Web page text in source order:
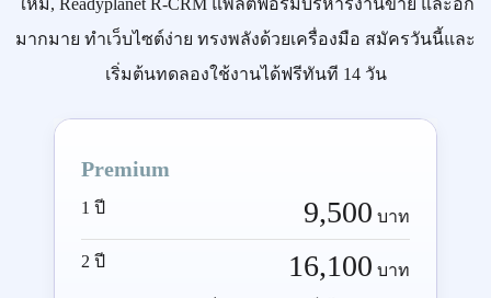
ใหม่, Readyplanet R-CRMแพลตฟอร์มบริหารงานขาย และอีก
มากมาย ทำเว็บไซต์ง่าย ทรงพลังด้วยเครื่องมือ สมัครวันนี้และ
เริ่มต้นทดลองใช้งานได้ฟรีทันที 14 วัน
Premium
1 ปี 9,500 บาท
2 ปี 16,100 บาท